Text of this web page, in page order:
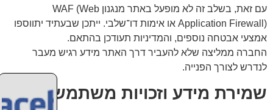
עם זאת, בשלב זה לא מופעל באתר מנגנון WAF (Web
Application Firewall) או אימות דו־שלבי. ייתכן שבעתיד יתווספו
אמצעי אבטחה נוספים, והמדיניות תעודכן בהתאם.
החברה ממליצה שלא להעביר דרך האתר מידע רגיש מעבר
לנדרש לצורך הפנייה.
שמירת מידע וזכויות משתמש